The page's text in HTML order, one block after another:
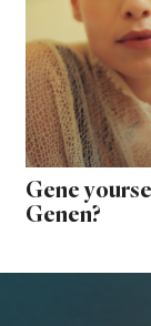
Gene
Genen?